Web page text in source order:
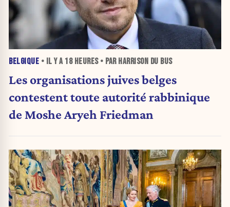
BELGIQUE • IL Y A 18 HEURES• PAR HARRISON DU BUS
Les organisations juives belges
contestent toute autorité rabbinique
de Moshe Aryeh Friedman